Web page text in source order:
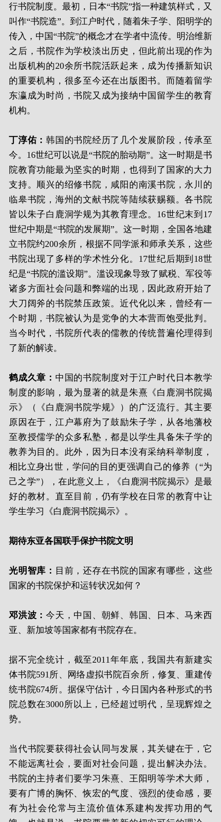
行书院制度。最初，日本“书院”指一种建筑样式，又
叫作“书院造”。到江户时代，随着朱子学、阳明学的
传入，中国“书院”的概念才在学者中流传。明治维新
之后，书院作为学校淡出历史，但此前出现的作为
出版机构的20余所书院活跃起来，成为传播新知识
的重要机构，很多至今还在出版图书。而随着留学
东瀛成为时尚，书院又成为接纳中国留学生的教育
机构。
丁淳佑：韩国的书院经历了几个发展阶段，传承至
今。16世纪可以说是“书院的胎动期”。这一时期是书
院教育功能最为坚实的时期，也得到了国家的大力
支持。顺兴的绍修书院，咸阳的南溪书院，永川的
临皋书院，海州的文献书院等陆续获赐额。各书院
皆以朱子白鹿洞学规为其教育理念。16世纪末到17
世纪中期是“书院的发展期”。这一时期，全国各地建
立书院约200余所，根据不同学派和师承关系，这些
书院出现了多样的学术性分化。17世纪后期到18世
纪是“书院的滥设期”。滥设现象导致了赋税、军役等
诸多方面社会问题和弊端的出现，因此政府开始了
大刀阔斧的书院禁压政策。近代化以来，曾经有一
个时期，书院被认为是党争的大本营而饱受批判。
当今时代，书院所代表的儒教的传统普遍伦理得到
了新的解读。
鹤成久章： 中国的书院制度对于江户时代日本教学
制度的影响，最为显著的就是朱熹《白鹿洞书院揭
示》（《白鹿洞书院学规》）的广泛流行。其主要
原因在于，江户幕府为了鼓励朱子学，从各地藩校
至教授儒学的众多私塾，都是以学生具备朱子学的
教养为目的。此外，因为日本没有采纳科举制度，
相比立身出世，学问的目的更强调自己的修养（“为
己之学”），在此意义上，《白鹿洞书院揭示》是最
好的教材。直至目前，仍有学校在日常的教育中让
学生学习《白鹿洞书院揭示》。
期待东亚各国联手保护书院文明
光明智库： 目前，还存在书院的国家有哪些，这些
国家的书院保护和运转状况如何？
邓洪波：今天，中国、朝鲜、韩国、日本、马来西
亚、新加坡等国家都有书院存在。
据不完全统计，截至2011年年底，我国共有新建实
体书院591所、网络虚拟书院百余所，修复、重建传
统书院674所。据保守估计，今日国内各种形式的书
院总数在3000所以上，已经超过明代，呈现辉煌之
势。
当代书院要获得社会认同与发展，其关键在于，它
不能远离社会，要面对社会问题，提出解决办法。
书院的主持者们要学习朱熹、王阳明等学术大师，
要有广博的胸怀、恢宏的气度、强烈的使命感，要
有为社会伦常与主流价值体系建构发挥功用的气